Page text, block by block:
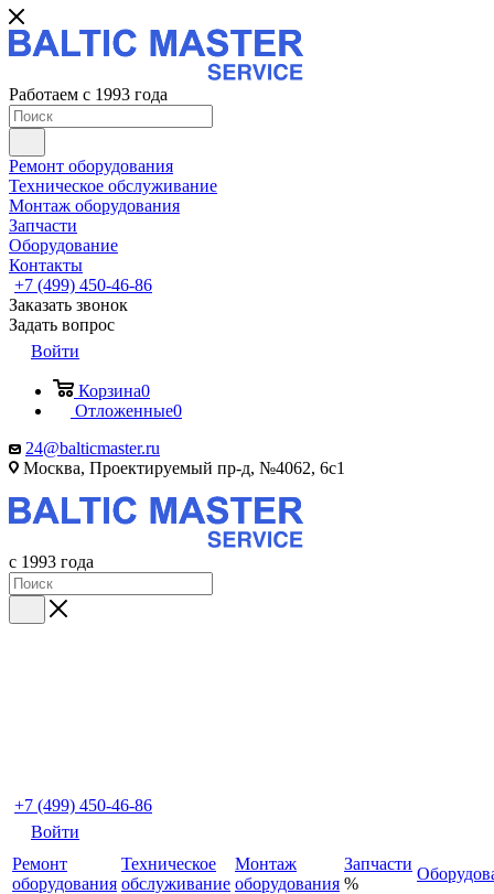
Работаем с 1993 года
Ремонт оборудования
Техническое обслуживание
Монтаж оборудования
Запчасти
Оборудование
Контакты
+7 (499) 450-46-86
Заказать звонок
Задать вопрос
Войти
Корзина0
Отложенные0
24@balticmaster.ru
Москва, Проектируемый пр-д, №4062, 6с1
с 1993 года
+7 (499) 450-46-86
Войти
Ремонт
оборудования
Техническое
обслуживание
Монтаж
оборудования
Запчасти
%